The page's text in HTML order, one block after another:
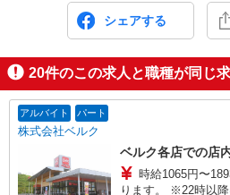
シェアする
20件のこの求人と職種が同じ
アルバイト パート
株式会社ベルク
ベルク各店での店
時給1065円〜
ります。 ※22時以